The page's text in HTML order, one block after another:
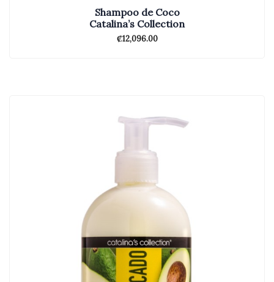
Shampoo de Coco
Catalina’s Collection
₡12,096.00